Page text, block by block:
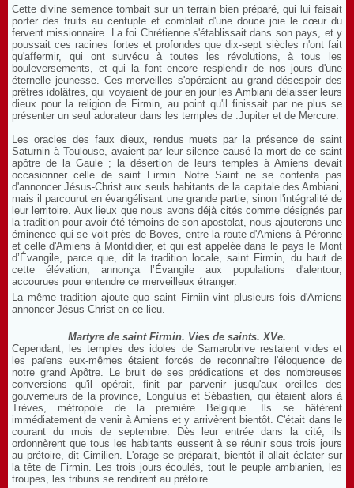
Cette divine semence tombait sur un terrain bien préparé, qui lui faisait
porter des fruits au centuple et comblait d'une douce joie le cœur du
fervent missionnaire. La foi Chrétienne s'établissait dans son pays, et y
poussait ces racines fortes et profondes que dix-sept siècles n'ont fait
qu'affermir, qui ont survécu à toutes les révolutions, à tous les
bouleversements, et qui la font encore resplendir de nos jours d'une
éternelle jeunesse. Ces merveilles s'opéraient au grand désespoir des
prêtres idolâtres, qui voyaient de jour en jour les Ambiani délaisser leurs
dieux pour la religion de Firmin, au point qu'il finissait par ne plus se
présenter un seul adorateur dans les temples de .Jupiter et de Mercure.
Les oracles des faux dieux, rendus muets par la présence de saint
Saturnin à Toulouse, avaient par leur silence causé la mort de ce saint
apôtre de la Gaule ; la désertion de leurs temples à Amiens devait
occasionner celle de saint Firmin. Notre Saint ne se contenta pas
d'annoncer Jésus-Christ aux seuls habitants de la capitale des Ambiani,
mais il parcourut en évangélisant une grande partie, sinon l'intégralité de
leur lerritoire. Aux lieux que nous avons déjà cités comme désignés par
la tradition pour avoir été témoins de son apostolat, nous ajouterons une
éminence qui se voit près de Boves, entre la route d'Amiens à Péronne
et celle d'Amiens à Montdidier, et qui est appelée dans le pays le Mont
d’Évangile, parce que, dit la tradition locale, saint Firmin, du haut de
cette élévation, annonça l’Évangile aux populations d'alentour,
accourues pour entendre ce merveilleux étranger.
La même tradition ajoute quo saint Firniin vint plusieurs fois d'Amiens
annoncer Jésus-Christ en ce lieu.
Martyre de saint Firmin. Vies de saints. XVe.
Cependant, les temples des idoles de Samarobrive restaient vides et
les païens eux-mêmes étaient forcés de reconnaître l'éloquence de
notre grand Apôtre. Le bruit de ses prédications et des nombreuses
conversions qu'il opérait, finit par parvenir jusqu'aux oreilles des
gouverneurs de la province, Longulus et Sébastien, qui étaient alors à
Trèves, métropole de la première Belgique. Ils se hâtèrent
immédiatement de venir à Amiens et y arrivèrent bientôt. C'était dans le
courant du mois de septembre. Dès leur entrée dans la cité, ils
ordonnèrent que tous les habitants eussent à se réunir sous trois jours
au prétoire, dit Cimilien. L'orage se préparait, bientôt il allait éclater sur
la tête de Firmin. Les trois jours écoulés, tout le peuple ambianien, les
troupes, les tribuns se rendirent au prétoire.